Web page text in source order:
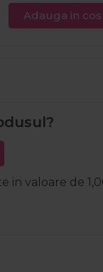
Adauga in cos
in valoare de